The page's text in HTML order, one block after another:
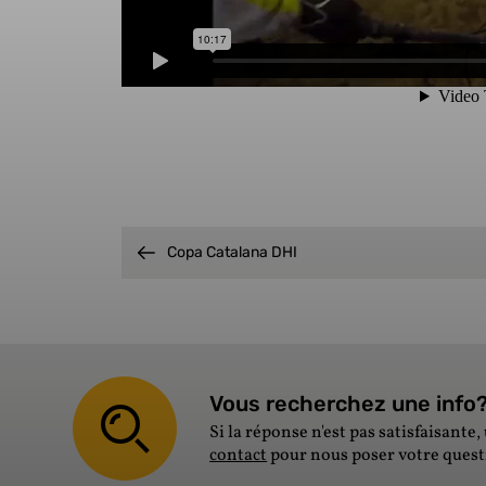
Copa Catalana DHI
Vous recherchez une
Si la réponse n'est pas
contactpour nous poser votre